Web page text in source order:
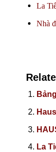
La
Nhà
La